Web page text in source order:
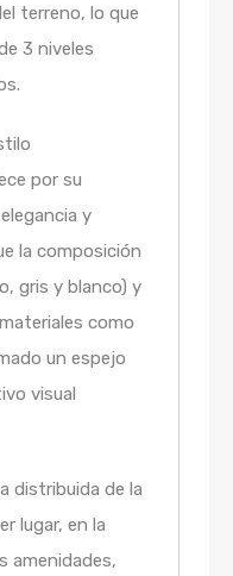
terreno, lo que
3 niveles
por su
y
la composición
gris y blanco) y
como
un espejo
visual
distribuida de la
lugar, en la
amenidades,